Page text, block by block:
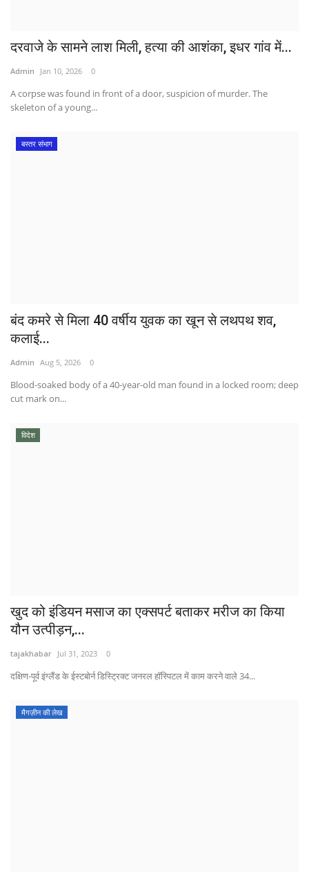
दरवाजे के सामने लाश मिली, हत्या की आशंका, इधर गांव में...
Admin Jan 10, 2026 0
A corpse was found in front of a door, suspicion of murder. The
skeleton of a young...
बस्तर संभाग
बंद कमरे से मिला 40 वर्षीय युवक का खून से लथपथ शव,
कलाई...
Admin Aug 5, 2026 0
Blood-soaked body of a 40-year-old man found in a locked room; deep
cut mark on...
विदेश
खुद को इंडियन मसाज का एक्सपर्ट बताकर मरीज का किया
यौन उत्पीड़न,...
tajakhabar Jul 31, 2023 0
दक्षिण-पूर्व इंग्लैंड के ईस्टबोर्न डिस्ट्रिक्ट जनरल हॉस्पिटल में काम करने वाले 34...
मैगज़ीन की लेख